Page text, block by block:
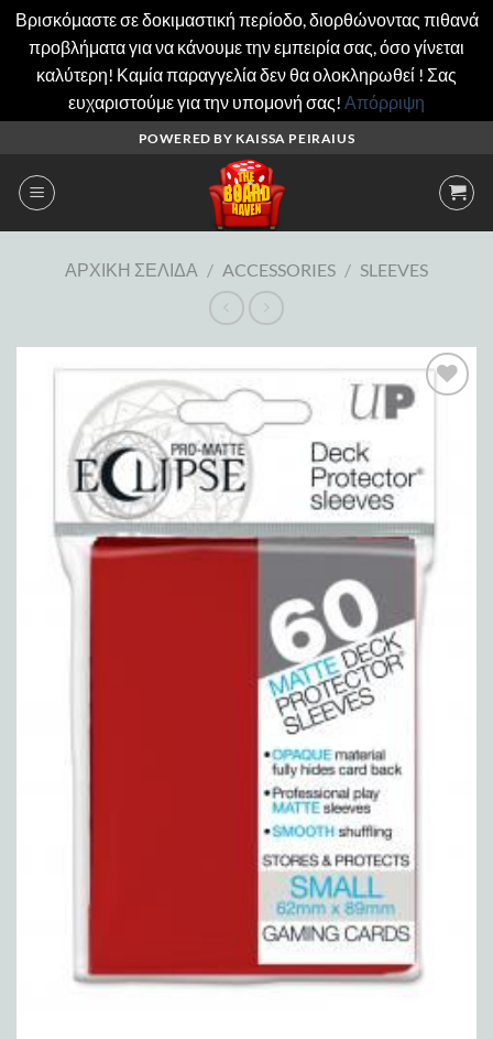
Βρισκόμαστε σε δοκιμαστική περίοδο, διορθώνοντας πιθανά
προβλήματα για να κάνουμε την εμπειρία σας, όσο γίνεται
καλύτερη! Καμία παραγγελία δεν θα ολοκληρωθεί ! Σας
ευχαριστούμε για την υπομονή σας! Απόρριψη
περιεχόμενο
POWERED BY KAISSA PEIRAIUS
ΑΡΧΙΚΉ ΣΕΛΊΔΑ / ACCESSORIES / SLEEVES